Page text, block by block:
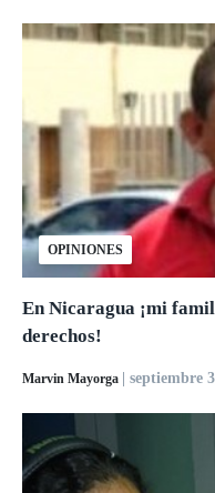
OPINIONES
En Nicaragua ¡mi
derechos!
Marvin Mayorga | septiembre